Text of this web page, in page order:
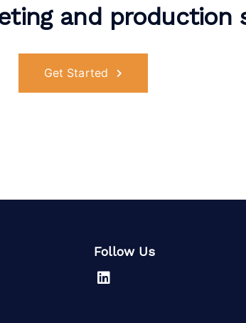
and production
Get Started
Follow Us